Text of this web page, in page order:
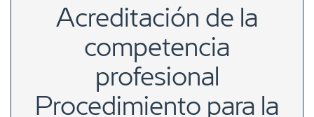
Acreditación de la
competencia
profesional
Procedimiento para la